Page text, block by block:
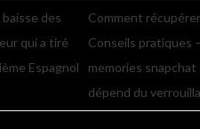
des
qui a tiré
Espagnol
Comment
Conseils pratiques
memories snapchat
dépend du